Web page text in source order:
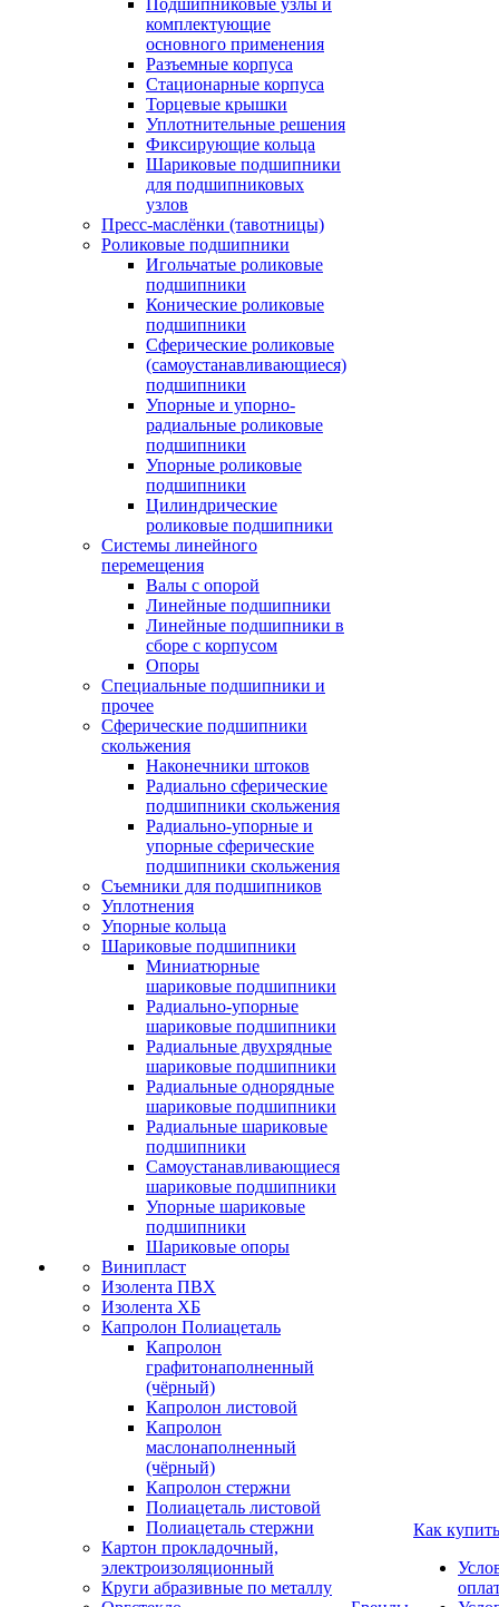
Подшипниковые узлы и
комплектующие
основного применения
Разъемные корпуса
Стационарные корпуса
Торцевые крышки
Уплотнительные решения
Фиксирующие кольца
Шариковые подшипники
для подшипниковых
узлов
Пресс-маслёнки (тавотницы)
Роликовые подшипники
Игольчатые роликовые
подшипники
Конические роликовые
подшипники
Сферические роликовые
(самоустанавливающиеся)
подшипники
Упорные и упорно-
радиальные роликовые
подшипники
Упорные роликовые
подшипники
Цилиндрические
роликовые подшипники
Системы линейного
перемещения
Валы с опорой
Линейные подшипники
Линейные подшипники в
сборе с корпусом
Опоры
Специальные подшипники и
прочее
Сферические подшипники
скольжения
Наконечники штоков
Радиально сферические
подшипники скольжения
Радиально-упорные и
упорные сферические
подшипники скольжения
Съемники для подшипников
Уплотнения
Упорные кольца
Шариковые подшипники
Миниатюрные
шариковые подшипники
Радиально-упорные
шариковые подшипники
Радиальные двухрядные
шариковые подшипники
Радиальные однорядные
шариковые подшипники
Радиальные шариковые
подшипники
Самоустанавливающиеся
шариковые подшипники
Упорные шариковые
подшипники
Шариковые опоры
Винипласт
Изолента ПВХ
Изолента ХБ
Капролон Полиацеталь
Капролон
графитонаполненный
(чёрный)
Капролон листовой
Капролон
маслонаполненный
(чёрный)
Капролон стержни
Полиацеталь листовой
Полиацеталь стержни
Картон прокладочный,
электроизоляционный
Круги абразивные по металлу
Как купить